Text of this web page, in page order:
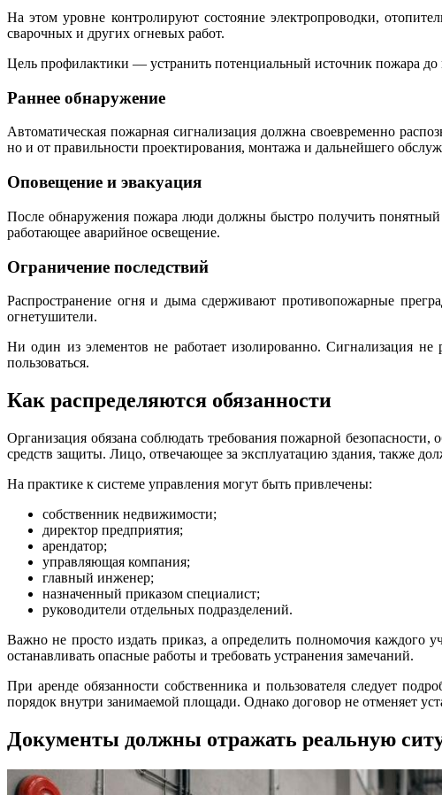
На этом уровне контролируют состояние электропроводки,
сварочных и других огневых работ.
Цель профилактики — устранить потенциальный источник пожара до
Раннее обнаружение
Автоматическая пожарная сигнализация должна своевременно
но и от правильности проектирования, монтажа и дальнейшего
Оповещение и эвакуация
После обнаружения пожара люди должны быстро получить
работающее аварийное освещение.
Ограничение последствий
Распространение огня и дыма сдерживают противопожарные
огнетушители.
Ни один из элементов не работает изолированно. Сигнализация
пользоваться.
Как распределяются обязанности
Организация обязана соблюдать требования пожарной
средств защиты. Лицо, отвечающее за эксплуатацию здания, также
На практике к системе управления могут быть привлечены:
собственник недвижимости;
директор предприятия;
арендатор;
управляющая компания;
главный инженер;
назначенный приказом специалист;
руководители отдельных подразделений.
Важно не просто издать приказ, а определить полномочия каждого
останавливать опасные работы и требовать устранения замечаний.
При аренде обязанности собственника и пользователя следует
порядок внутри занимаемой площади. Однако договор не отменяет
Документы должны отражать реальную